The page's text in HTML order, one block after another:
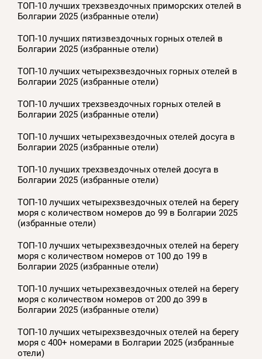
ТОП-10 лучших трехзвездочных приморских отелей в
Болгарии 2025 (избранные отели)
ТОП-10 лучших пятизвездочных горных отелей в
Болгарии 2025 (избранные отели)
ТОП-10 лучших четырехзвездочных горных отелей в
Болгарии 2025 (избранные отели)
ТОП-10 лучших трехзвездочных горных отелей в
Болгарии 2025 (избранные отели)
ТОП-10 лучших четырехзвездочных отелей досуга в
Болгарии 2025 (избранные отели)
ТОП-10 лучших трехзвездочных отелей досуга в
Болгарии 2025 (избранные отели)
ТОП-10 лучших четырехзвездочных отелей на берегу
моря с количеством номеров до 99 в Болгарии 2025
(избранные отели)
ТОП-10 лучших четырехзвездочных отелей на берегу
моря с количеством номеров от 100 до 199 в
Болгарии 2025 (избранные отели)
ТОП-10 лучших четырехзвездочных отелей на берегу
моря с количеством номеров от 200 до 399 в
Болгарии 2025 (избранные отели)
ТОП-10 лучших четырехзвездочных отелей на берегу
моря с 400+ номерами в Болгарии 2025 (избранные
отели)